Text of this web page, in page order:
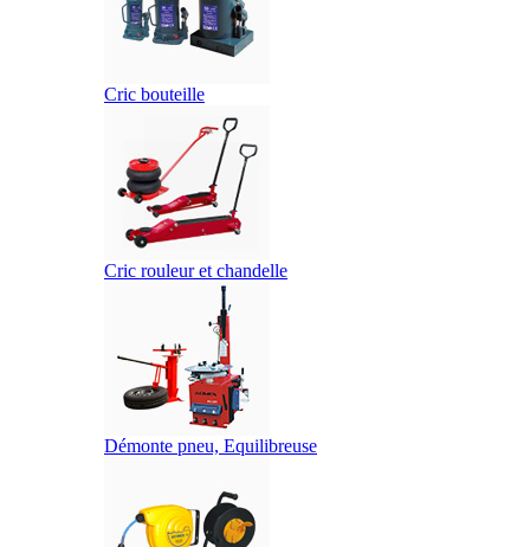
Cric bouteille
Cric rouleur et chandelle
Démonte pneu, Equilibreuse